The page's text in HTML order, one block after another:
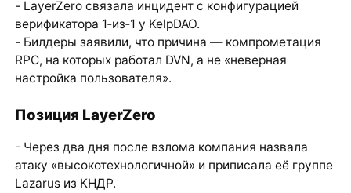
- LayerZero связала инцидент с конфигурацией
верификатора 1‑из‑1 у KelpDAO.
- Билдеры заявили, что причина — компрометация
RPC, на которых работал DVN, а не «неверная
настройка пользователя».
Позиция LayerZero
- Через два дня после взлома компания назвала
атаку «высокотехнологичной» и приписала её группе
Lazarus из КНДР.